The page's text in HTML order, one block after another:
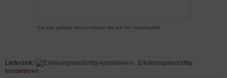
Für eine größere Ansicht klicken Sie auf das Vorschaubild
Lieferzeit:
Erklärungsbedürftig-
kontaktieren